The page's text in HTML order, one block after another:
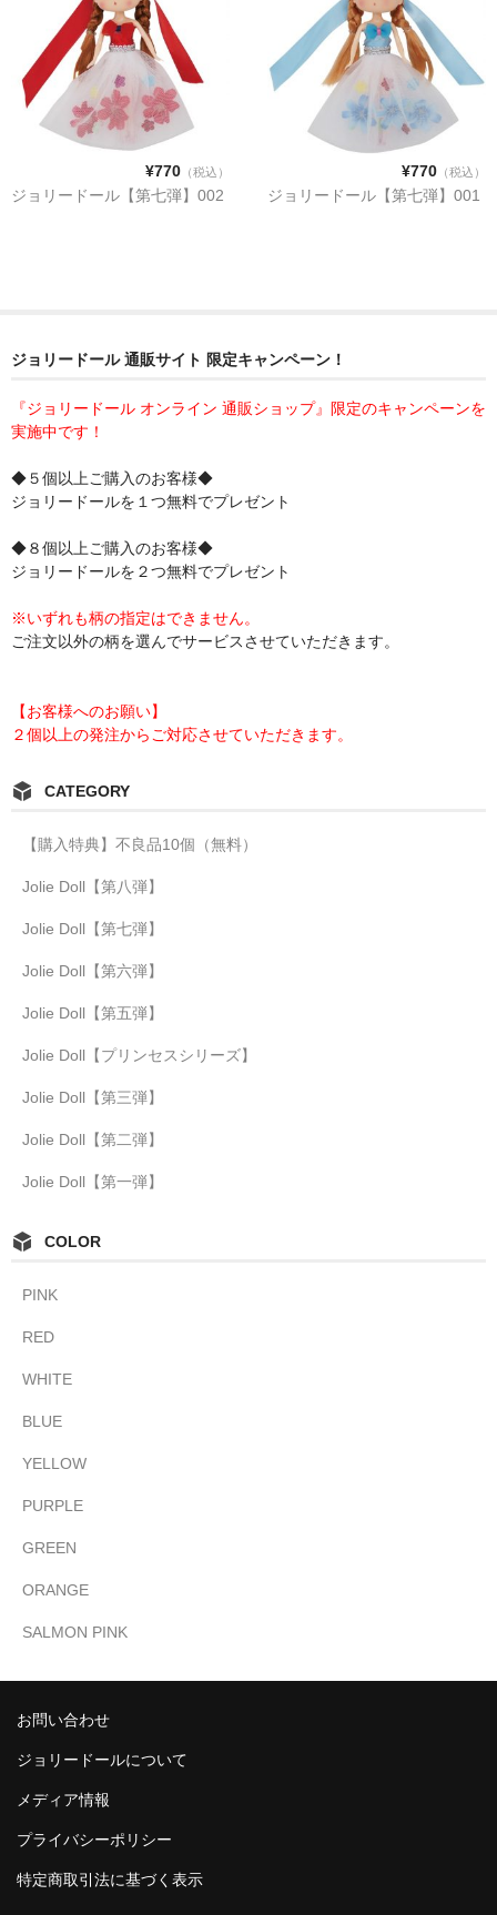
¥770（税込）
ジョリードール【第七弾】002
¥770（税込）
ジョリードール【第七弾】001
ジョリードール 通販サイト 限定キャンペーン！
『ジョリードール オンライン 通販ショップ』限定のキャンペーンを
実施中です！
◆５個以上ご購入のお客様◆
ジョリードールを１つ無料でプレゼント
◆８個以上ご購入のお客様◆
ジョリードールを２つ無料でプレゼント
※いずれも柄の指定はできません。
ご注文以外の柄を選んでサービスさせていただきます。
【お客様へのお願い】
２個以上の発注からご対応させていただきます。
CATEGORY
【購入特典】不良品10個（無料）
Jolie Doll【第八弾】
Jolie Doll【第七弾】
Jolie Doll【第六弾】
Jolie Doll【第五弾】
Jolie Doll【プリンセスシリーズ】
Jolie Doll【第三弾】
Jolie Doll【第二弾】
Jolie Doll【第一弾】
COLOR
PINK
RED
WHITE
BLUE
YELLOW
PURPLE
GREEN
ORANGE
SALMON PINK
お問い合わせ
ジョリードールについて
メディア情報
プライバシーポリシー
特定商取引法に基づく表示